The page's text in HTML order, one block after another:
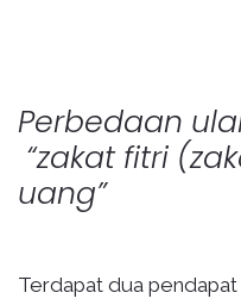
Perbedaan
“zakat fitri
uang”
Terdapat dua pendapat